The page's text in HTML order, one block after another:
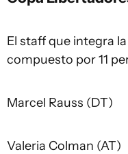
El staff que integra
compuesto por 11
Marcel Rauss (DT)
Valeria Colman (AT)